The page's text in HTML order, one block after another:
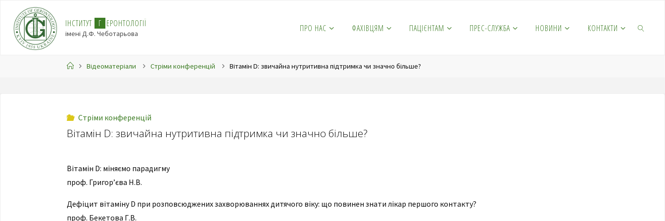
ІНСТИТУТ Г ЕРОНТОЛОГІЇ
імені Д.Ф. Чеботарьова ПРО НАС ФАХІВЦЯМ ПАЦІЄНТАМ ПРЕС-СЛУЖБА НОВИНИ КОНТАКТИ
Відеоматеріали Стріми конференцій Вітамін D: звичайна нутритивна підтримка чи значно більше?
Стріми конференцій
Вітамін D: звичайна нутритивна підтримка чи значно більше?
Вітамін D: міняємо парадигму
проф. Григор’єва Н.В.
Дефіцит вітаміну D при розповсюджених захворюваннях дитячого віку: що повинен знати лікар першого контакту?
проф. Бекетова Г.В.